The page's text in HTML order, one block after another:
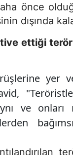
önce
dışında
ettiği
yer
ve